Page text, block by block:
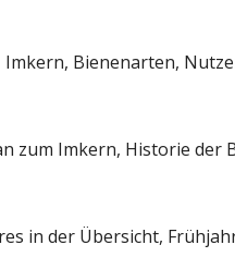
Bienenarten,
zum Imkern, Historie
in der Übersicht,